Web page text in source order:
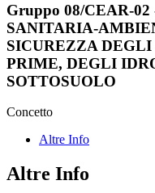
Gruppo 08/CEAR-
SANITARIA-
SICUREZZA
PRIME, DEGLI
SOTTOSUOLO
Concetto
Altre Info
Altre Info